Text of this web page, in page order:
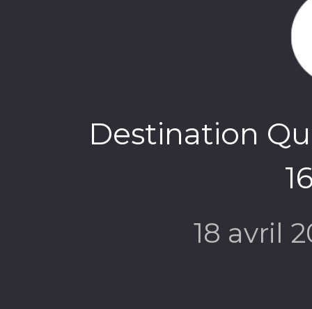
Destination
18 avril